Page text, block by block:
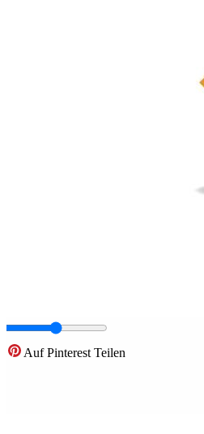
Auf Pinterest Teilen